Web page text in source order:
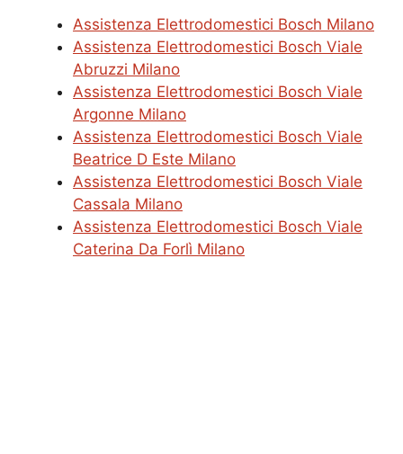
Assistenza Elettrodomestici Bosch Milano
Assistenza Elettrodomestici Bosch Viale
Abruzzi Milano
Assistenza Elettrodomestici Bosch Viale
Argonne Milano
Assistenza Elettrodomestici Bosch Viale
Beatrice D Este Milano
Assistenza Elettrodomestici Bosch Viale
Cassala Milano
Assistenza Elettrodomestici Bosch Viale
Caterina Da Forlì Milano